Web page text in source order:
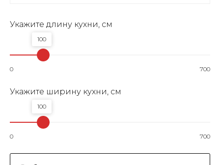
Укажите длину кухни, см
100
0 700
Укажите ширину кухни, см
100
0 700